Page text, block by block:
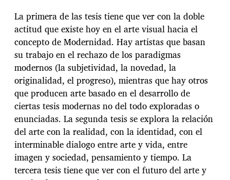
La primera de las tesis tiene que ver con la doble
actitud que existe hoy en el arte visual hacia el
concepto de Modernidad. Hay artistas que basan
su trabajo en el rechazo de los paradigmas
modernos (la subjetividad, la novedad, la
originalidad, el progreso), mientras que hay otros
que producen arte basado en el desarrollo de
ciertas tesis modernas no del todo exploradas o
enunciadas. La segunda tesis se explora la relación
del arte con la realidad, con la identidad, con el
interminable dialogo entre arte y vida, entre
imagen y sociedad, pensamiento y tiempo. La
tercera tesis tiene que ver con el futuro del arte y